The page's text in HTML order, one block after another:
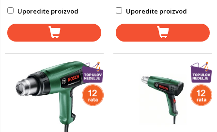
Uporedite proizvod Uporedite proizvod